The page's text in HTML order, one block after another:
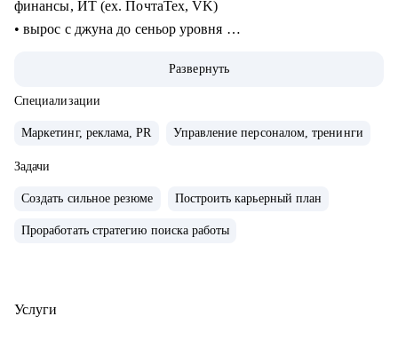
финансы, ИТ (ех. ПочтаТех, VK)
• вырос с джуна до сеньор уровня
компаниях с нуля, создавал и внедрял EVP, и новые
концепции бренда работодателя
человек для внешних и внутренних участников
• сейчас развиваю бренд работодателя в лидере HR-tech
России.
развития HR-бренда
• сформулировать карьерную цель и разработать план для
Развернуть
Специализации
Маркетинг, реклама, PR Управление персоналом, тренинги
Задачи
Создать сильное резюме Построить карьерный план
Проработать стратегию поиска работы
Услуги